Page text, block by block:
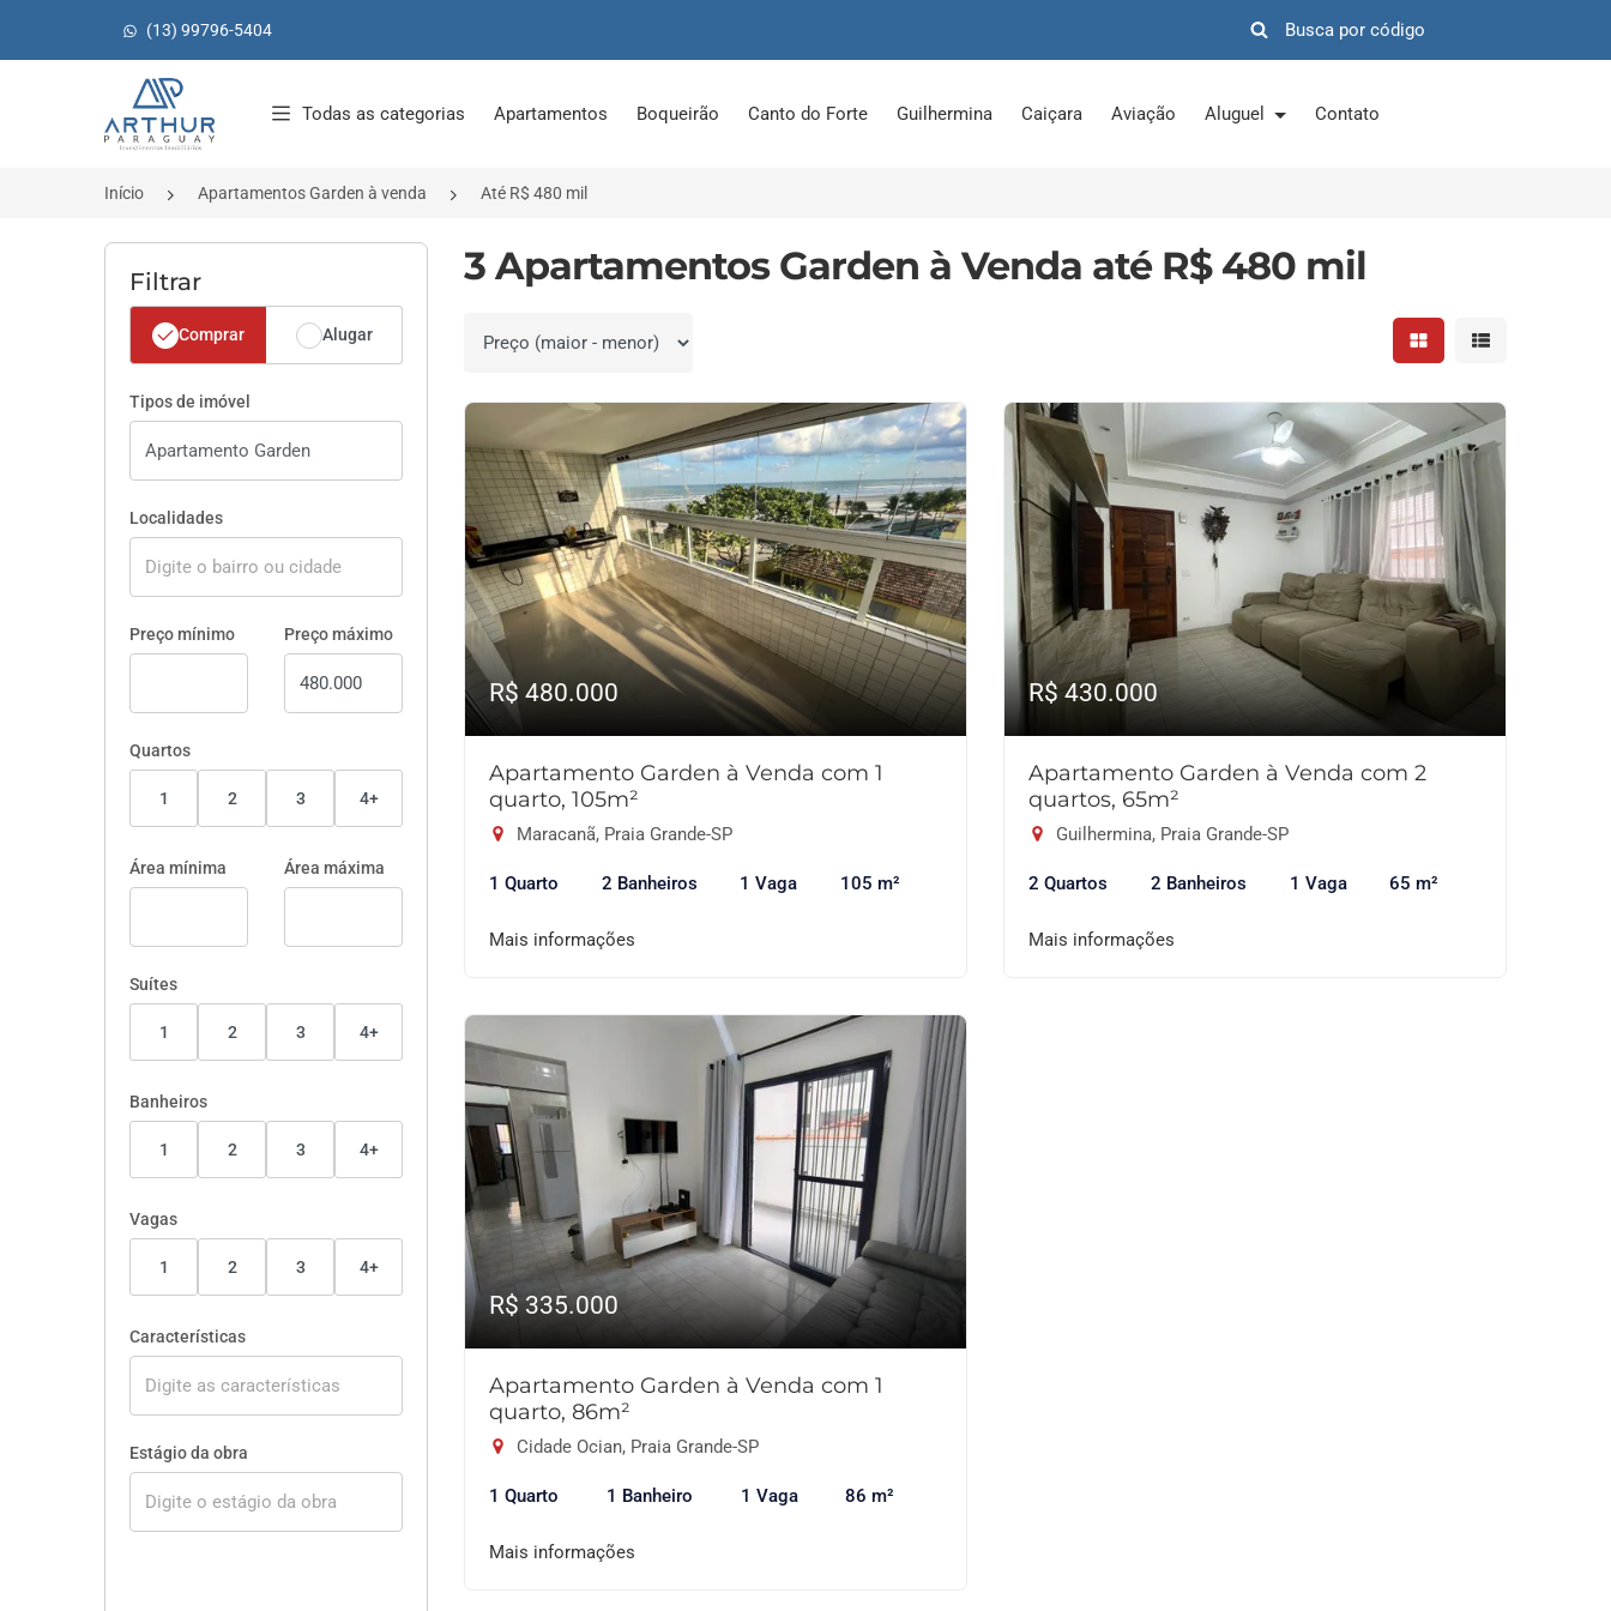
(13) 99796-5404
Página inicial
Todas as categorias Apartamentos Boqueirão Canto do Forte Guilhermina Caiçara Aviação Aluguel Contato
Início Apartamentos Garden à venda Até R$ 480 mil
Filtrar
Comprar Alugar
Tipos de imóvel
Localidades
Preço mínimo Preço máximo
Quartos
1 2 3 4+
Área mínima Área máxima
Suítes
1 2 3 4+
Banheiros
1 2 3 4+
Vagas
1 2 3 4+
Características
Estágio da obra
3 Apartamentos Garden à Venda até R$ 480 mil
Ordenar por Mostrar resultados em
Mostrar
R$ 480.000
Apartamento Garden à Venda com 1
quarto, 105m²
Maracanã, Praia Grande-SP
1 Quarto 2 Banheiros 1 Vaga 105 m²
Mais informações
R$ 430.000
Apartamento Garden à Venda com 2
quartos, 65m²
Guilhermina, Praia Grande-SP
2 Quartos 2 Banheiros 1 Vaga 65 m²
Mais informações
R$ 335.000
Apartamento Garden à Venda com 1
quarto, 86m²
Cidade Ocian, Praia Grande-SP
1 Quarto 1 Banheiro 1 Vaga 86 m²
Mais informações